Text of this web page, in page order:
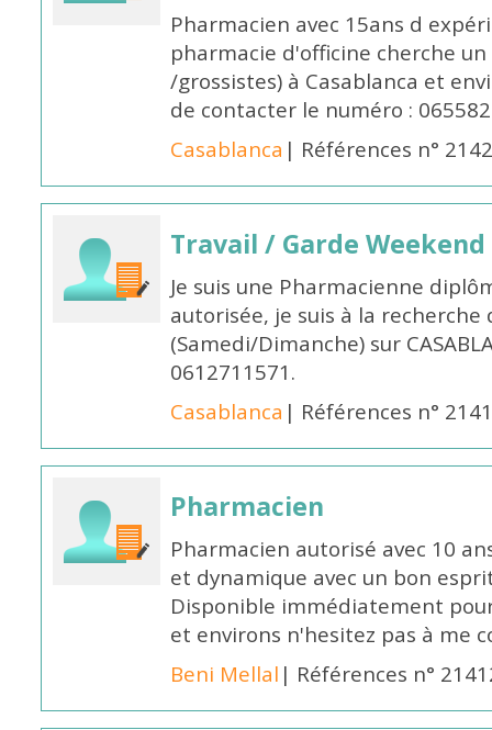
Pharmacien avec 15ans d
pharmacie d'officine cherche
/grossistes) à Casablanca et
de contacter le numéro :
Casablanca | Références n°
Travail / Garde Weekend
Je suis une Pharmacienne
autorisée, je suis à la
(Samedi/Dimanche) sur
0612711571.
Casablanca | Références n°
Pharmacien
Pharmacien autorisé avec 10
et dynamique avec un bon
Disponible immédiatement
et environs n'hesitez pas à me
Beni Mellal | Références n°